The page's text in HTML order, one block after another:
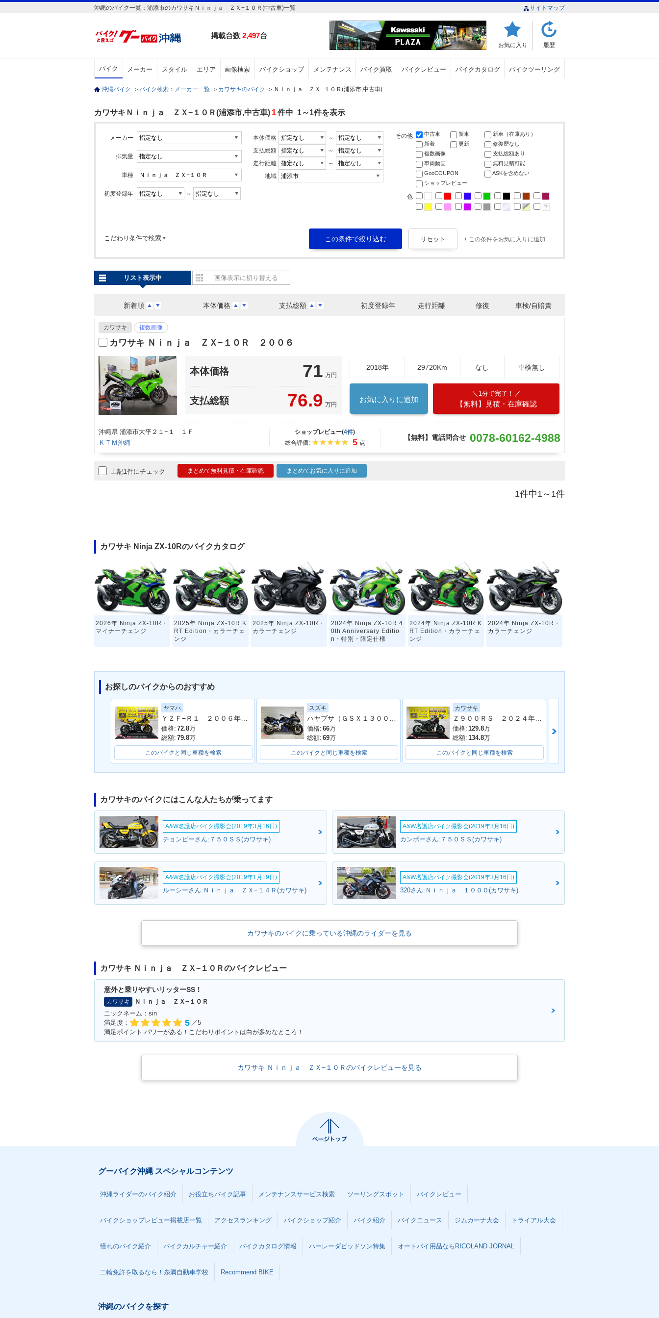
沖縄のバイク一覧：浦添市のカワサキＮｉｎｊａ ＺＸ−１０Ｒ(中古車)一覧 サイトマップ
掲載台数 2,497台
お気に入り 履歴
バイク メーカー スタイル エリア 画像検索 バイクショップ メンテナンス バイク買取 バイクレビュー バイクカタログ バイクツーリング
沖縄バイク ＞ バイク検索：メーカー一覧 ＞ カワサキのバイク ＞ Ｎｉｎｊａ ＺＸ−１０Ｒ(浦添市,中古車)
カワサキＮｉｎｊａ ＺＸ−１０Ｒ(浦添市,中古車) 1件中 1～1件を表示
メーカー
排気量
車種
初度登録年 ～
本体価格
～
支払総額
～
走行距離
～
地域
その他 中古車 新車
新車（在庫あり）
新着
更新
修復歴なし
複数画像
支払総額あり
車両動画
無料見積可能
GooCOUPON
ASKを含めない
ショップレビュー
色
こだわり条件で検索 + この条件をお気に入りに追加
新着順 本体価格 支払総額 初度登録年 走行距離 修復 車検/自賠責
リスト表示中 画像表示に切り替える
カワサキ 複数画像
カワサキ Ｎｉｎｊａ ＺＸ−１０Ｒ ２００６
本体価格 71 万円
支払総額 76.9 万円
2018年 29720Km なし 車検無し
お気に入りに追加
1分で完了！
【無料】見積・在庫確認
沖縄県 浦添市大平２１−１ １Ｆ
ＫＴＭ沖縄
ショップレビュー(4件)
総合評価:
5 点
【無料】電話問合せ 0078-60162-4988
上記1件にチェック まとめて無料見積・在庫確認 まとめてお気に入りに追加
1件中1～1件
カワサキ Ninja ZX-10Rのバイクカタログ
2026年 Ninja ZX-10R・
マイナーチェンジ
2025年 Ninja ZX-10R K
RT Edition・カラーチェ
ンジ
2025年 Ninja ZX-10R・
カラーチェンジ
2024年 Ninja ZX-10R 4
0th Anniversary Editio
n・特別・限定仕様
2024年 Ninja ZX-10R K
RT Edition・カラーチェ
ンジ
2024年 Ninja ZX-10R・
カラーチェンジ
2023年 Ninja ZX-10R K
RT Edition・カラーチェ
2022年 Ninja ZX-10R K
RT Edition・カラーチェ
ンジ
2022年 Ninja ZX-10R・
カラーチェンジ
2021年 Ninja ZX-10R K
RT Edition・マイナーチ
ェンジ
2021年 Ninja ZX-10R・
マイナーチェンジ
2021年 Ninja ZX-10R K
RT Edition
2020年 Ninja ZX-10R K
RT Edition・カラーチェ
ンジ
RT Edition・新登場
RT Edition・特別・限定
仕様
2019年 Ninja ZX-10R・
マイナーチェンジ
RT Edition・特別・限定
仕様
カラーチェンジ
BS KRT Edition・特
BS・カラーチェンジ
BS KRT Winter Test・
BS KRT Edition・特
BS・フルモデルチェンジ
pecial Edition・特別・
2015年 Ninja ZX-10R A
BS Special Edition・特
別・限定仕様
2013年 Ninja ZX-10R A
2009年 Ninja ZX-10R・
2008年 Ninja ZX-10R・
2007年 Ninja ZX-10R・
2006年 Ninja ZX-10R・
2005年 Ninja ZX-10R・
お探しのバイクからのおすすめ
ヤマハ
ＹＺＦ−Ｒ１ ２００６年モデル 逆車 ストライカーサイレンサー フェンダーレス エンジンスライダー シングルシート
価格: 72.8万
総額: 79.8万
このバイクと同じ車種を検索
スズキ
価格: 66万
総額: 69万
このバイクと同じ車種を検索
カワサキ
Ｚ９００ＲＳ ２０２４年モデル 社外フルエキマフラー フェンダーレス ラジエーターカバー タンデムバー シート カスタム多数
価格: 129.8万
総額: 134.8万
このバイクと同じ車種を検索
カワサキのバイクにはこんな人たちが乗ってます
A&W名護店バイク撮影会(2019年3月16日)
チョンビーさん:７５０ＳＳ(カワサキ)
A&W名護店バイク撮影会(2019年3月16日)
カンポーさん:７５０ＳＳ(カワサキ)
A&W名護店バイク撮影会(2019年1月19日)
ルーシーさん:Ｎｉｎｊａ ＺＸ−１４Ｒ(カワサキ)
A&W名護店バイク撮影会(2019年3月16日)
320さん:Ｎｉｎｊａ １０００(カワサキ)
カワサキのバイクに乗っている沖縄のライダーを見る
カワサキ Ｎｉｎｊａ ＺＸ−１０Ｒのバイクレビュー
意外と乗りやすいリッターSS！
カワサキ
Ｎｉｎｊａ ＺＸ−１０Ｒ
ニックネーム：sin
満足度：
5 ／5
満足ポイント:パワーがある！こだわりポイントは白が多めなところ！
カワサキ Ｎｉｎｊａ ＺＸ−１０Ｒのバイクレビューを見る
グーバイク沖縄 スペシャルコンテンツ
沖縄ライダーのバイク紹介 お役立ちバイク記事 メンテナンスサービス検索 ツーリングスポット バイクレビュー
バイクショップレビュー掲載店一覧 アクセスランキング バイクショップ紹介 バイク紹介 バイクニュース ジムカーナ大会 トライアル大会
憧れのバイク紹介 バイクカルチャー紹介 バイクカタログ情報 ハーレーダビッドソン特集 オートバイ用品ならRICOLAND JORNAL
二輪免許を取るなら！糸満自動車学校 Recommend BIKE
沖縄のバイクを探す